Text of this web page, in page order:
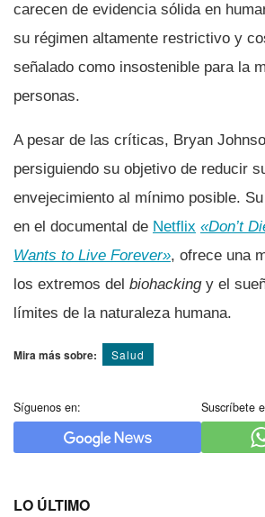
carecen de evidencia sólida en
su régimen altamente restrictivo y
señalado como insostenible para la
personas.
A pesar de las críticas, Bryan
persiguiendo su objetivo de reducir
envejecimiento al mínimo posible.
en el documental de Netflix «Don’t
Wants to Live Forever», ofrece una
los extremos del biohackingy el
límites de la naturaleza humana.
Mira más sobre: Salud
Síguenos en: Suscríbete
LO ÚLTIMO